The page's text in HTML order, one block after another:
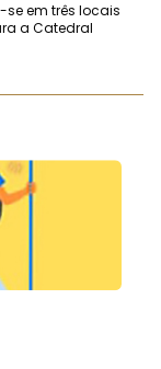
em três locais
a Catedral